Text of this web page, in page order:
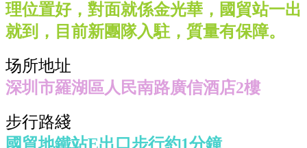
理位置好，對面就係金光華，國貿站一出
就到，目前新團隊入駐，質量有保障。
场所地址
深圳市羅湖區人民南路廣信酒店2樓
步行路綫
國貿地鐵站E出口步行約1分鐘